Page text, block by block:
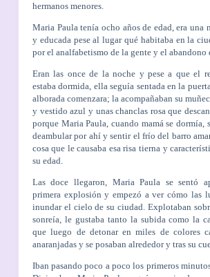
hermanos menores.
Maria Paula tenía ocho años de edad, era una
y educada pese al lugar qué habitaba en la
por el analfabetismo de la gente y el abandono
Eran las once de la noche y pese a que el
estaba dormida, ella seguía sentada en la
alborada comenzara; la acompañaban su
y vestido azul y unas chanclas rosa que
porque Maria Paula, cuando mamá se dormía,
deambular por ahí y sentir el frío del barro
cosa que le causaba esa risa tierna y
su edad.
Las doce llegaron, Maria Paula se sentó
primera explosión y empezó a ver cómo las
inundar el cielo de su ciudad. Explotaban
sonreía, le gustaba tanto la subida como la
que luego de detonar en miles de colores
anaranjadas y se posaban alrededor y tras su
Iban pasando poco a poco los primeros